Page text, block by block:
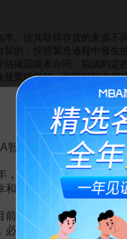
準。按其取得存貨的來源不
製的，按照製造過程中發
估確認或者 合同 、協議約定
發票賬單的，按照同類存貨
期對存貨進行清查盤點，
沖減管理費用。屬於非常損
赏
告MBA智库
智库百科用户：
，百科频道一直以免费
和骄傲。
前越来越严峻的经营挑
必然会越来越影响您的